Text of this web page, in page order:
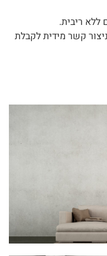
קשר מידית לקבלת